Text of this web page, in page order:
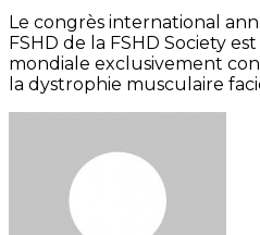
Le congrès international
FSHD de la FSHD Society
mondiale exclusivement
la dystrophie musculaire